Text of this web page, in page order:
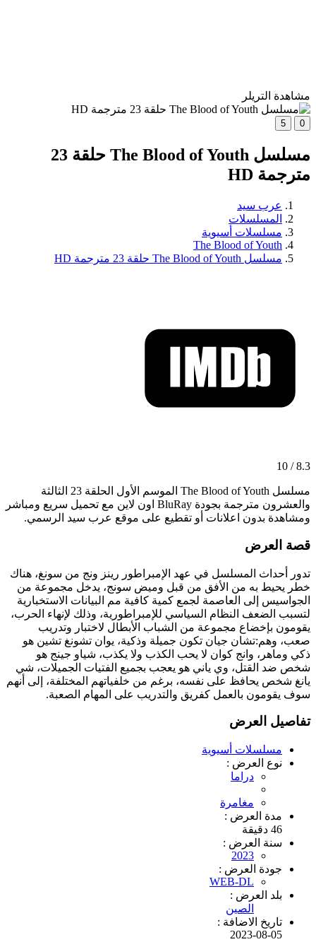
مشاهدة التريلر
0
5
مسلسل The Blood of Youth حلقة 23
مترجمة HD
عرب سيد
المسلسلات
مسلسلات أسيوية
The Blood of Youth
مسلسل The Blood of Youth حلقة 23 مترجمة HD
8.3 / 10
مسلسل The Blood of Youth الموسم الأول الحلقة 23 الثالثة
والعشرون مترجمة بجودة BluRay اون لاين مع تحميل سريع ومباشر
ومشاهدة بدون اعلانات أو تقطيع على موقع عرب سيد الرسمي.
قصة العرض
تدور أحداث المسلسل في عهد الإمبراطور رينز ونج من سونغ، هناك
خطر يحيط به من الأفق من قبل وميض سونج، يدخل مجموعة من
الجواسيس إلى العاصمة لجمع كمية كافية مم البيانات الاستخبارية
لتسبب الضعف النظام السياسي للإمبراطورية، وذلك لإنهاء الحرب،
يقومون بإخضاع مجموعة من الشباب الأبطال لاختبار وتدريب
صعب، وهم:تشان جيان تكون جميلة وذكية، يوان تشونغ تشين هو
ذكي وماهر، وانج كوان لا يحب الكذب ولا يكذب، شياو جينج هو
شخص ضد القتل، وي ياني هو يعجب بجميع الفتيات الجميلات، شي
يانغ شخص يحافظ على نفسه، برغم من خلفياتهم المختلفة، إلى أنهم
سوف يقومون بالعمل كفريق والتدريب على المهام الصعبة.
تفاصيل العرض
مسلسلات أسيوية
نوع العرض :
دراما
مغامرة
مدة العرض :
46 دقيقة
سنة العرض :
2023
جودة العرض :
WEB-DL
بلد العرض :
الصين
تاريخ الاضافة :
2023-08-05